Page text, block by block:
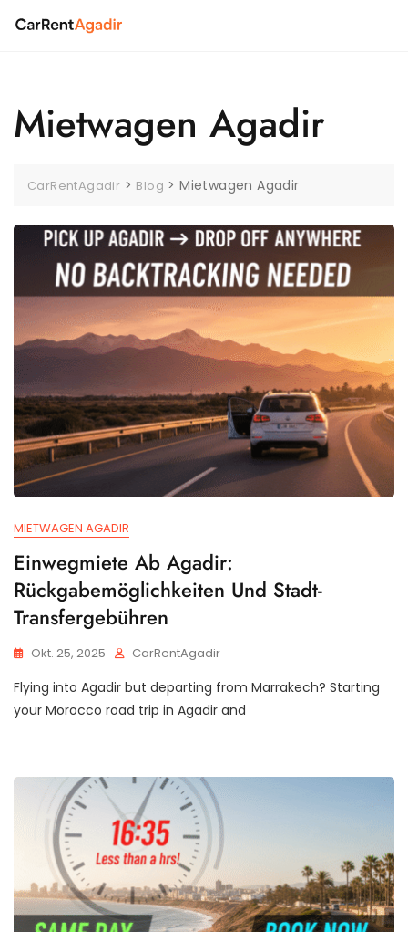
Mietwagen Agadir
CarRentAgadir > Blog >Mietwagen Agadir
MIETWAGEN AGADIR
Einwegmiete Ab Agadir:
Rückgabemöglichkeiten Und Stadt-
Transfergebühren
Okt. 25, 2025 CarRentAgadir
Flying into Agadir but departing from Marrakech? Starting
your Morocco road trip in Agadir and